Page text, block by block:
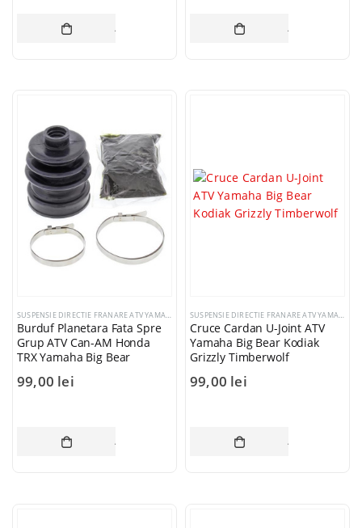
ADAUGĂ ÎN COȘ ADAUGĂ ÎN COȘ
SUSPENSIE DIRECTIE FRANARE ATV YAMAHA SUSPENSIE DIRECTIE FRANARE HONDA ATV,
Burduf Planetara Fata Spre
Grup ATV Can-AM Honda
TRX Yamaha Big Bear
99,00 lei
ADAUGĂ ÎN COȘ
SUSPENSIE DIRECTIE FRANARE ATV YAMAHA
Cruce Cardan U-Joint ATV
Yamaha Big Bear Kodiak
Grizzly Timberwolf
99,00 lei
ADAUGĂ ÎN COȘ